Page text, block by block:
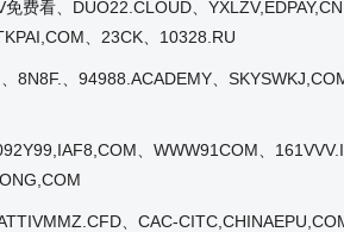
看、DUO22.CLOUD、
、23CK、10328.RU
、94988.ACADEMY、
、WWW91COM、
、CAC-